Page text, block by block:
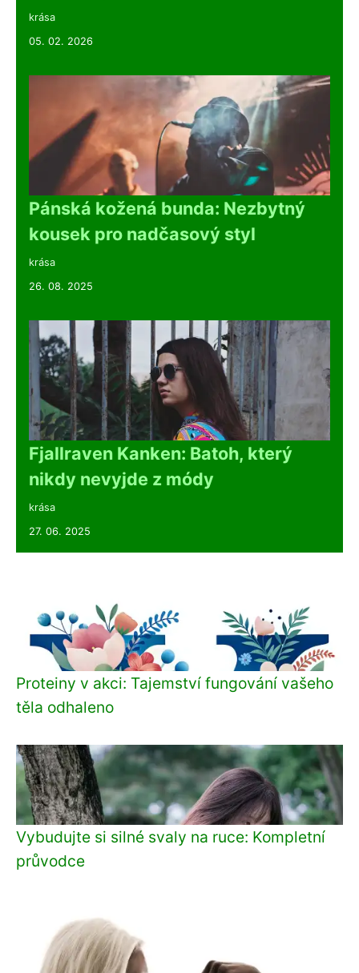
krása
05. 02. 2026
Pánská kožená bunda: Nezbytný
kousek pro nadčasový styl
krása
26. 08. 2025
Fjallraven Kanken: Batoh, který
nikdy nevyjde z módy
krása
27. 06. 2025
Proteiny v akci: Tajemství fungování vašeho
těla odhaleno
Vybudujte si silné svaly na ruce: Kompletní
průvodce